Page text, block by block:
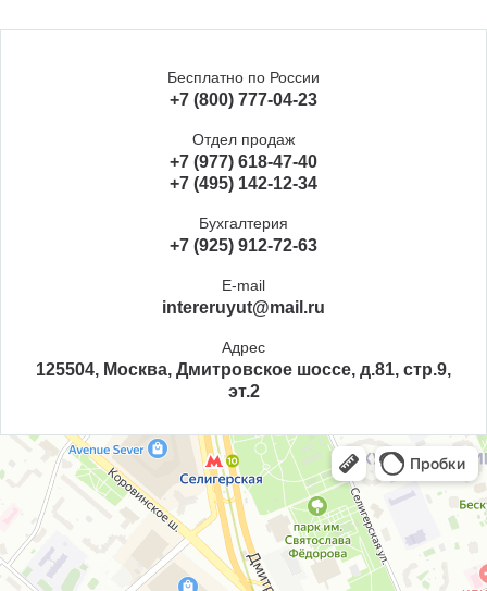
Бесплатно по России
+7 (800) 777-04-23
Отдел продаж
+7 (977) 618-47-40
+7 (495) 142-12-34
Бухгалтерия
+7 (925) 912-72-63
E-mail
intereruyut@mail.ru
Адрес
125504, Москва, Дмитровское шоссе, д.81, стр.9,
эт.2